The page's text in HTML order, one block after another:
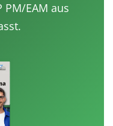
PM/EAM aus